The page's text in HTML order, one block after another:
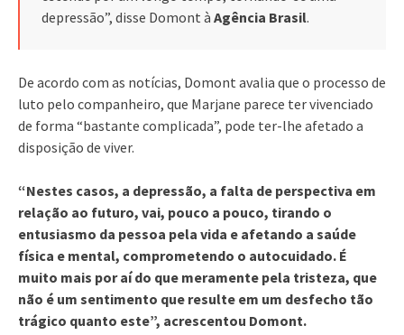
depressão”, disse Domont à Agência Brasil.
De acordo com as notícias, Domont avalia que o processo de
luto pelo companheiro, que Marjane parece ter vivenciado
de forma “bastante complicada”, pode ter-lhe afetado a
disposição de viver.
“Nestes casos, a depressão, a falta de perspectiva em
relação ao futuro, vai, pouco a pouco, tirando o
entusiasmo da pessoa pela vida e afetando a saúde
física e mental, comprometendo o autocuidado. É
muito mais por aí do que meramente pela tristeza, que
não é um sentimento que resulte em um desfecho tão
trágico quanto este”, acrescentou Domont.